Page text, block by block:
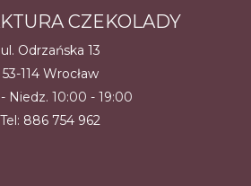
CZEKOLADY
ul. Odrzańska 13
53-114 Wrocław
Niedz. 10:00 - 19:00
Tel: 886 754 962